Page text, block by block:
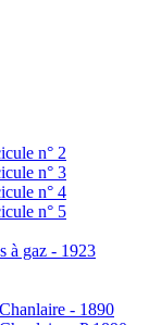
n° 2
n° 3
n° 4
n° 5
à gaz - 1923
- 1890